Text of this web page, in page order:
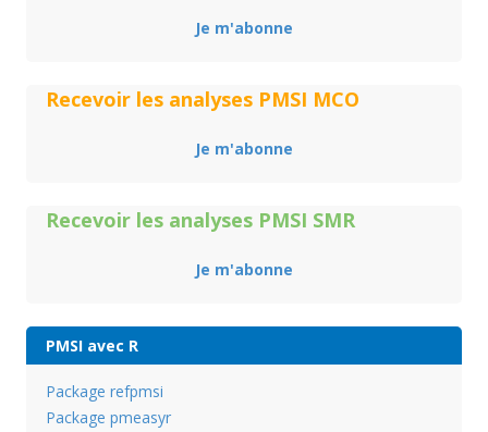
Je m'abonne
Recevoir les analyses PMSI MCO
Je m'abonne
Recevoir les analyses PMSI SMR
Je m'abonne
PMSI avec R
Package refpmsi
Package pmeasyr